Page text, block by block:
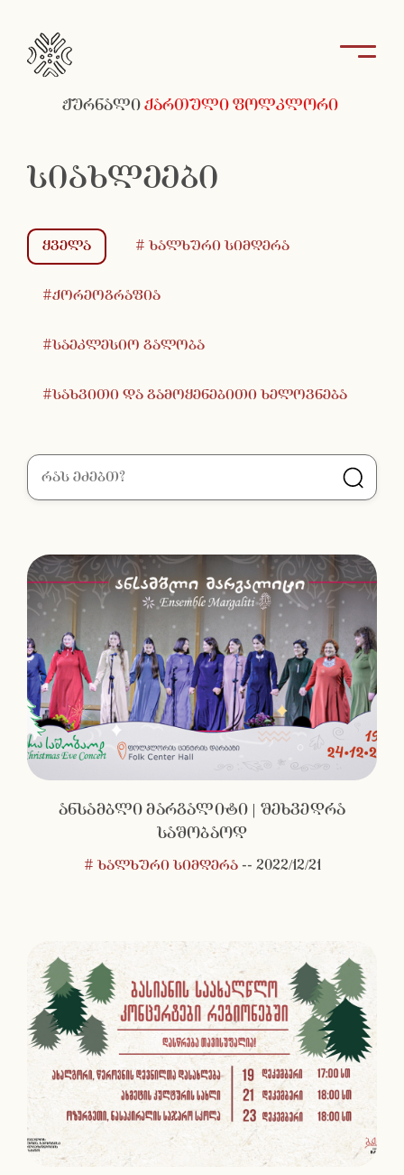
ჟურნალიქართული ფოლკლორი
სიახლეები
ყველა # ხალხური სიმღერა
#ქორეოგრაფია
#საეკლესიო გალობა
#სახვითი და გამოყენებითი ხელოვნება
ანსამბლი მარგალიტი | შეხვედრა
საშობაოდ
# ხალხური სიმღერა -- 2022/12/21